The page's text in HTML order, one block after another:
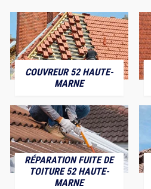
COUVREUR 52 HAUTE-
MARNE
RÉPARATION FUITE DE
TOITURE 52 HAUTE-
MARNE